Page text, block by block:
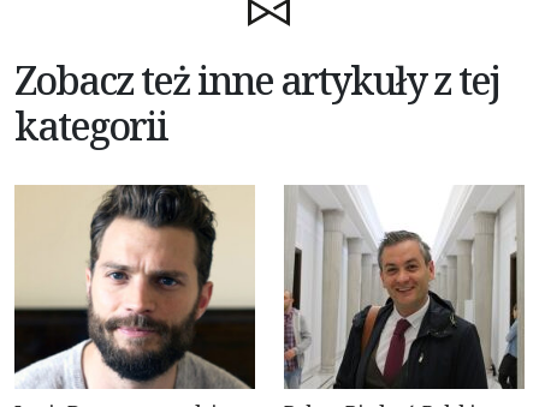
Zobacz też inne artykuły z tej
kategorii